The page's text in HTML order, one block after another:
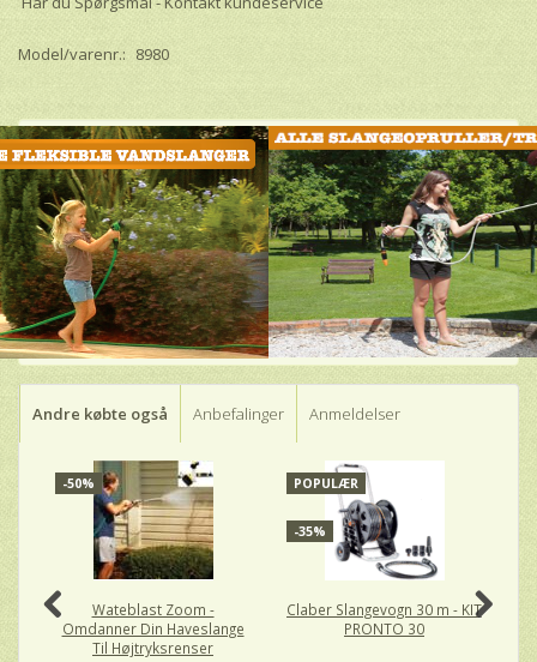
Model/varenr.: 8980
Andre købte også Anbefalinger Anmeldelser
-50%
Wateblast Zoom -
Omdanner Din Haveslange
Til Højtryksrenser
POPULÆR
-35%
Claber Slangevogn 30 m - KIT
PRONTO 30